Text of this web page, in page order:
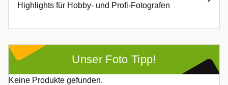
Highlights für Hobby- und Profi-Fotografen
Unser Foto Tipp!
Keine Produkte gefunden.